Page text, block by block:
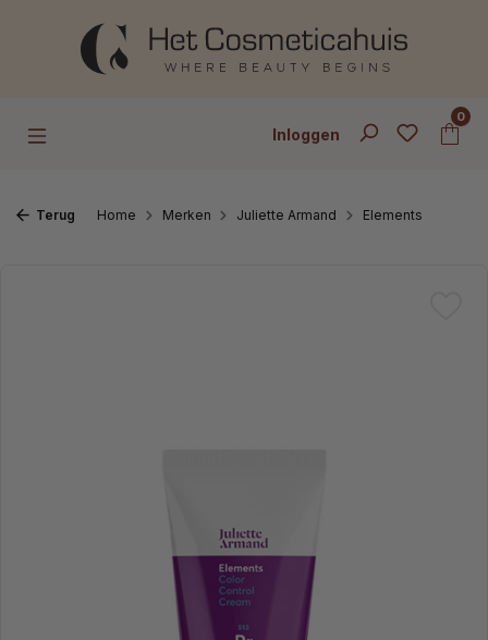
Ga naar de hoofdinhoud
Inloggen
0
Terug Home Merken Juliette Armand Elements